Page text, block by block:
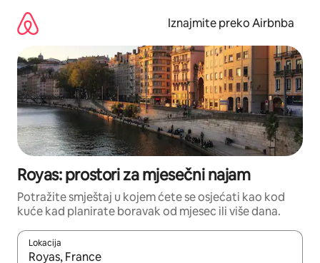
sadržaj
Iznajmite preko Airbnba
Royas: prostori za mjesečni najam
Potražite smještaj u kojem ćete se osjećati kao kod
kuće kad planirate boravak od mjesec ili više dana.
Lokacija
Kada budu dostupni rezultati, moći ćete ih pregledati